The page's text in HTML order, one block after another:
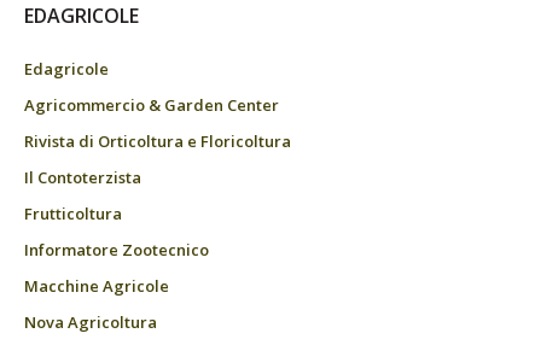
EDAGRICOLE
Edagricole
Agricommercio & Garden Center
Rivista di Orticoltura e Floricoltura
Il Contoterzista
Frutticoltura
Informatore Zootecnico
Macchine Agricole
Nova Agricoltura